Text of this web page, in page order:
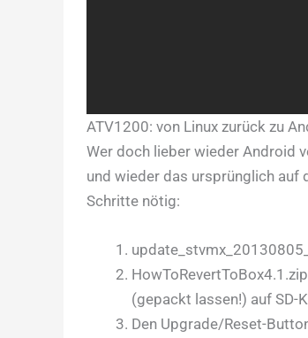
ATV1200: von Linux zurück zu
Wer doch lieber wieder Android
und wieder das ursprünglich auf
Schritte nötig:
(gepackt lassen!) auf SD-
Den Upgrade/Reset-